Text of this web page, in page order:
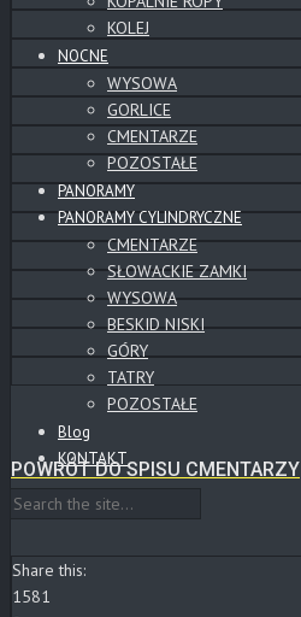
KOLEJ
NOCNE
WYSOWA
GORLICE
CMENTARZE
POZOSTAŁE
PANORAMY
PANORAMY CYLINDRYCZNE
CMENTARZE
SŁOWACKIE ZAMKI
WYSOWA
BESKID NISKI
GÓRY
TATRY
POZOSTAŁE
Blog
KONTAKT
POWRÓT DO SPISU CMENTARZY
Share this:
1581